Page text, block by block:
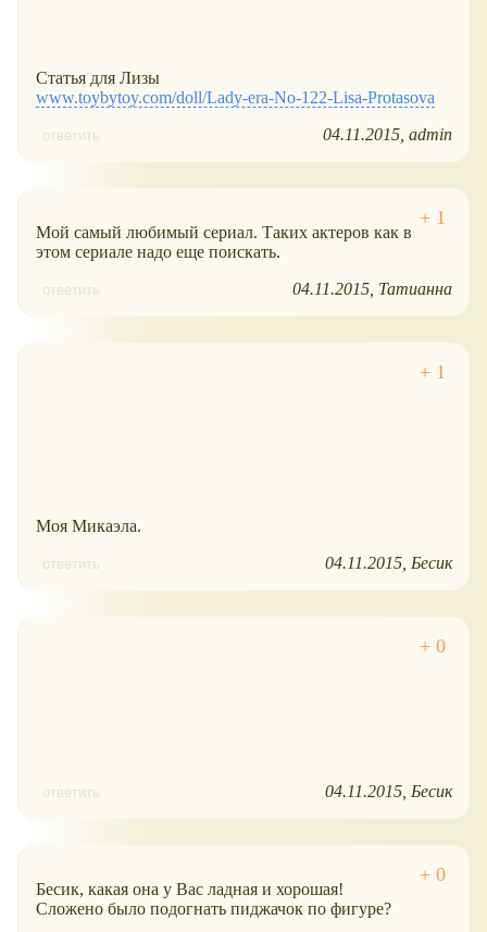
Статья для Лизы
www.toybytoy.com/doll/Lady-era-No-122-Lisa-Protasova
ответить 04.11.2015 admin
Мой самый любимый сериал. Таких актеров как в
этом сериале надо еще поискать.
ответить 04.11.2015 Татианна
Моя Микаэла.
ответить 04.11.2015 Бесик
ответить 04.11.2015 Бесик
Бесик, какая она у Вас ладная и хорошая!
Сложено было подогнать пиджачок по фигуре?